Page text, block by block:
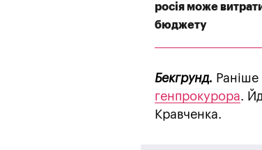
росія може
бюджету
Бекгрунд.
генпрокурора.
Кравченка.